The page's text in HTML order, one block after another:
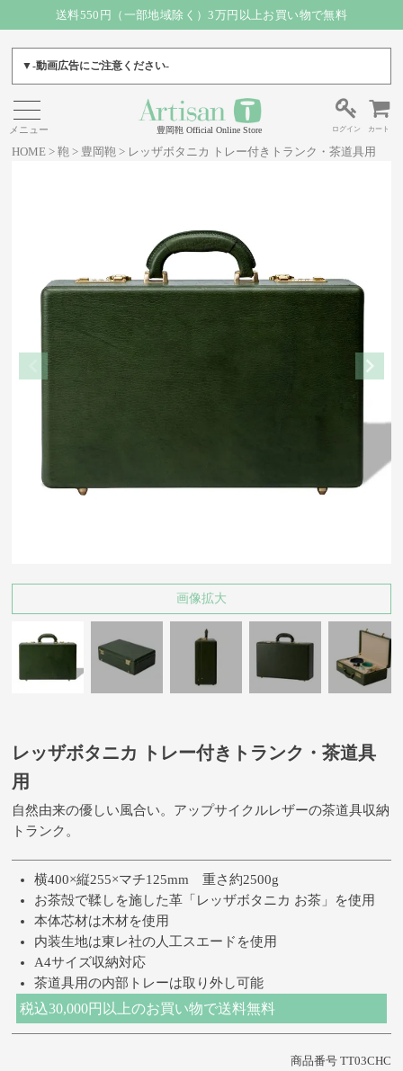
送料550円（一部地域除く）3万円以上お買い物で無料
▼-動画広告にご注意ください-
豊岡鞄 Official Online Store ログイン カート
HOME 鞄 豊岡鞄 レッザボタニカ トレー付きトランク・茶道具用
画像拡大
レッザボタニカ トレー付きトランク・茶道具
用
自然由来の優しい風合い。アップサイクルレザーの茶道具収納
トランク。
横400×縦255×マチ125mm 重さ約2500g
お茶殻で鞣しを施した革「レッザボタニカ お茶」を使用
本体芯材は木材を使用
内装生地は東レ社の人工スエードを使用
A4サイズ収納対応
茶道具用の内部トレーは取り外し可能
税込30,000円以上のお買い物で送料無料
商品番号 TT03CHC